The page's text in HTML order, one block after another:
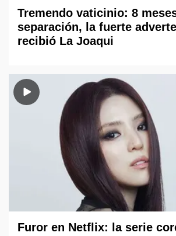
Tremendo vaticinio: 8
separación, la fuerte
recibió La Joaqui
Furor en Netflix: la serie